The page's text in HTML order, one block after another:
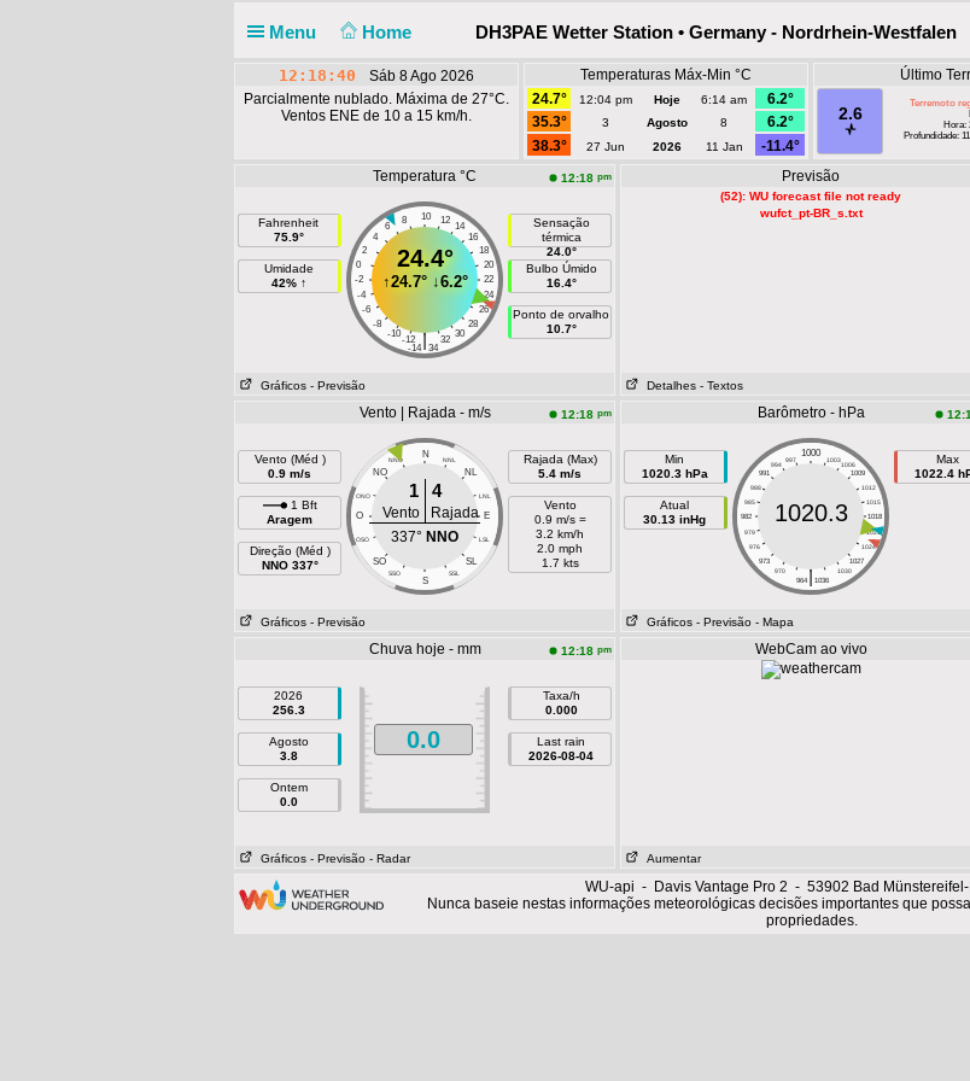
Menu Home DH3PAE Wetter Station • Germany - Nordrhein-
12:18:40
Sáb 8 Ago 2026
Parcialmente nublado. Máxima de 27°C.
Ventos ENE de 10 a 15 km/h.
Temperaturas Máx-Min °C
24.7°
12:04 pm Hoje 6:14 am
6.2°
35.3°
3 Agosto 8
6.2°
38.3°
27 Jun 2026 11 Jan -11.4°
Último
2.6
Terremoto
Hora:
Profundidade:
Temperatura °C
12:18 pm
Fahrenheit
75.9°
Umidade
42% ↑
10
8 12
6
14
4
16
2
18
0
20
-2
22
-4
24
-6
26
-8
28
-10
30
-12 32
|
-14 34
24.4°
↑24.7°↓6.2°
Sensação
térmica
24.0°
Bulbo Úmido
16.4°
Ponto de orvalho
10.7°
Gráficos - Previsão
Previsão
(52): WU forecast file not ready
wufct_pt-BR_s.txt
Detalhes - Textos
Vento | Rajada - m/s 12:18 pm
Vento (Méd )
0.9 m/s
1 Bft
Aragem
Direção (Méd )
NNO 337°
N
NNO NNL
NO NL
ONO LNL
O E
OSO LSL
SO SL
SSO SSL
S
1 4
Vento
Rajada
337° NNO
Rajada (Max)
5.4 m/s
Vento
0.9 m/s =
3.2 km/h
2.0 mph
1.7 kts
Gráficos - Previsão
Barômetro - hPa
Min
1020.3 hPa
Atual
30.13 inHg
1000
997 1003
994
1006
991
1009
988
1012
985
1015
982
1018
979
1021
976
1024
973
1027
970
1030
|
964 1036
1020.3
Max
1022.4
Gráficos - Previsão - Mapa
Chuva hoje - mm 12:18 pm
2026
256.3
Agosto
3.8
Ontem
0.0
0.0
Taxa/h
0.000
Last rain
2026-08-04
Gráficos - Previsão - Radar
WebCam ao vivo
Aumentar
WU-api - Davis Vantage Pro 2 - 53902 Bad
Nunca baseie nestas informações meteorológicas decisões importantes que
propriedades.